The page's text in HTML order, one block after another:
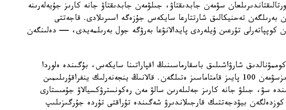
سۋمەن جابدىقتاۋ، جىلۋمەن جابدىقتاۋ جانە كارىز جۇيەلەرىنە
بەرىلگەن تەحنيكالىق شارتتارعا سايكەس جۇزەگە اسىرىلادى. قاجەتتى
كوپپاتەرلى تۇرعىن ۇيلەردى پايدالانۋعا بەرۋگە جول بەرىلمەيدى، — دەلىنگەن
شارۋاشىلىق باسقارماسىنىڭ اقپاراتىنا سايكەس، بۇگىندە ەلوردا
تۇرعىندارى ورتالىقتاندىرىلعان اۋىزسۋمەن 100 پايىز قامتاماسىز ەتىلگەن. قالانىڭ ينجەنەرلىك ينفراقۇرىلىمىن
سۋ، جىلۋ جانە كارىز جەلىلەرىن سالۋ مەن رەكونسترۋكسيالاۋ جۇمىستارى
بيۋدجەتتىك قارجىلاندىرۋ شەگىندە تۇراقتى تۇردە جۇرگىزىلىپ